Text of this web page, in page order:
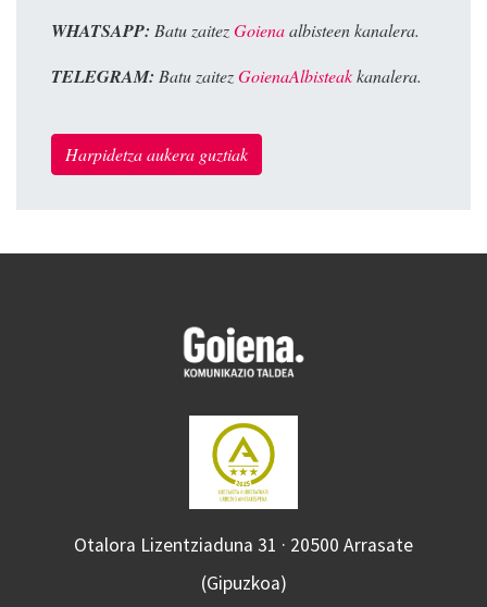
WHATSAPP: Batu zaitezGoienaalbisteen kanalera.
TELEGRAM: Batu zaitezGoienaAlbisteakkanalera.
Harpidetza aukera guztiak
Otalora Lizentziaduna 31 · 20500 Arrasate
(Gipuzkoa)